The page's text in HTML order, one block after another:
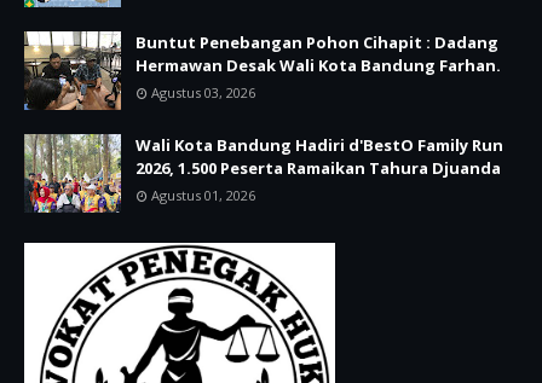
Buntut Penebangan Pohon Cihapit : Dadang
Hermawan Desak Wali Kota Bandung Farhan.
Agustus 03, 2026
Wali Kota Bandung Hadiri d'BestO Family Run
2026, 1.500 Peserta Ramaikan Tahura Djuanda
Agustus 01, 2026